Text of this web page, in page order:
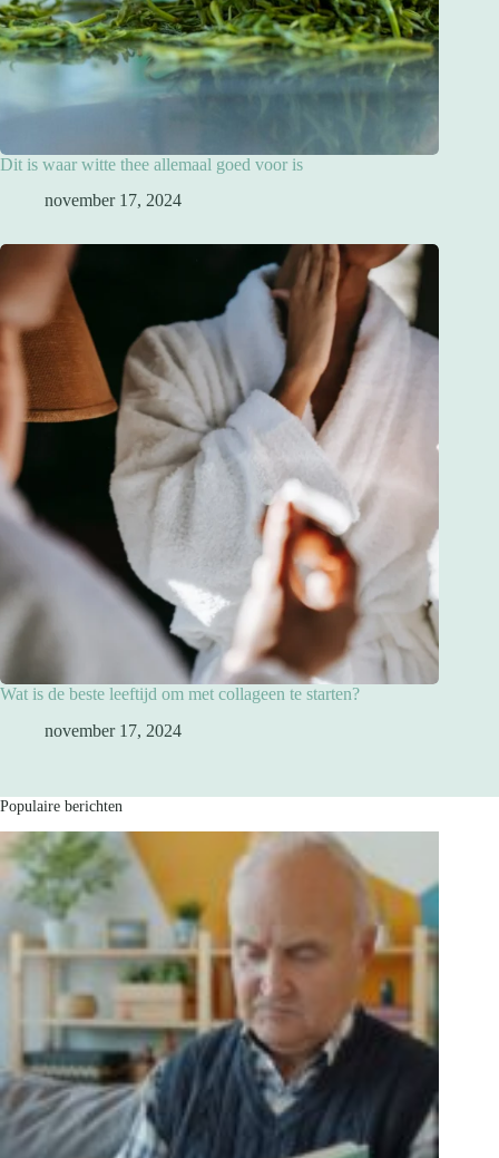
Dit is waar witte thee allemaal goed voor is
november 17, 2024
Wat is de beste leeftijd om met collageen te starten?
november 17, 2024
Populaire berichten